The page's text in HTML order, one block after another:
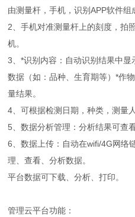
由测量杆，手机，识别APP软件组
2、手机对准测量杆上的刻度，拍
机。
3、*识别内容：自动识别结果中
数据（如：品种、生育期等）*作
量结果。
4、可根据检测日期，种类，测量
5、数据分析管理：分析结果可查
6、数据上传：自动在wifi/4G网络
理、查看、分析数据。
平台数据可下载、分析、打印。
管理云平台功能：